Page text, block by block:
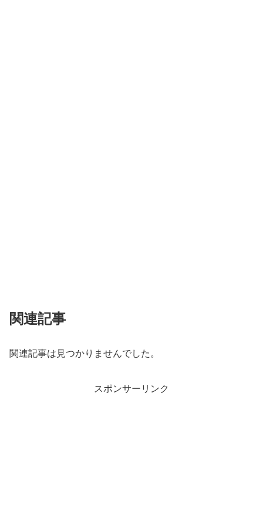
関連記事
関連記事は見つかりませんでした。
スポンサーリンク